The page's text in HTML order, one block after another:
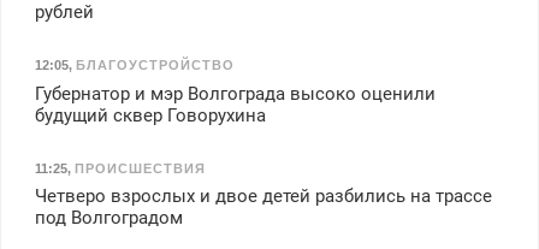
рублей
12:05, БЛАГОУСТРОЙСТВО
Губернатор и мэр Волгограда высоко оценили
будущий сквер Говорухина
11:25, ПРОИСШЕСТВИЯ
Четверо взрослых и двое детей разбились на трассе
под Волгоградом